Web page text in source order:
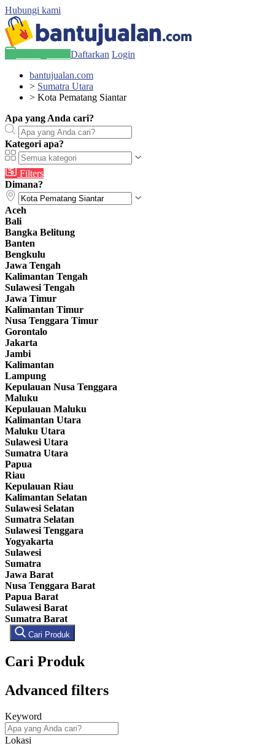
Hubungi kami
Daftarkan Login
bantujualan.com
> Sumatra Utara
> Kota Pematang Siantar
Apa yang Anda cari?
Kategori apa?
Filters
Dimana?
Aceh
Bali
Bangka Belitung
Banten
Bengkulu
Jawa Tengah
Kalimantan Tengah
Sulawesi Tengah
Jawa Timur
Kalimantan Timur
Nusa Tenggara Timur
Gorontalo
Jakarta
Jambi
Kalimantan
Lampung
Kepulauan Nusa Tenggara
Maluku
Kepulauan Maluku
Kalimantan Utara
Maluku Utara
Sulawesi Utara
Sumatra Utara
Papua
Riau
Kepulauan Riau
Kalimantan Selatan
Sulawesi Selatan
Sumatra Selatan
Sulawesi Tenggara
Yogyakarta
Sulawesi
Sumatra
Jawa Barat
Nusa Tenggara Barat
Papua Barat
Sulawesi Barat
Sumatra Barat
Cari Produk
Cari Produk
Advanced filters
Keyword
Lokasi